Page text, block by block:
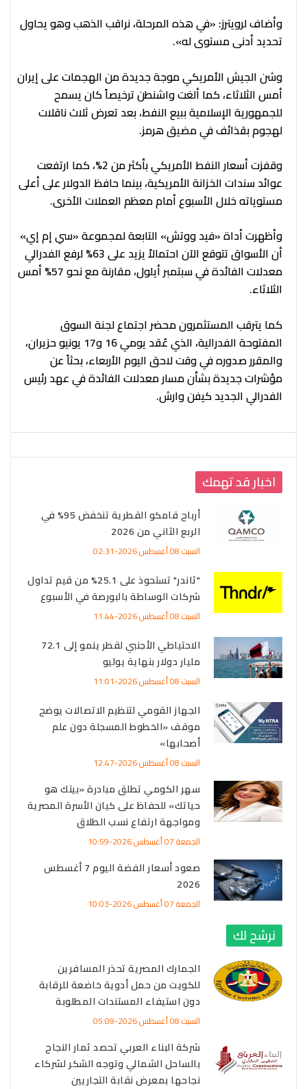
وأضاف لرويترز: «في هذه المرحلة، نراقب الذهب وهو يحاول
تحديد أدنى مستوى له».
وشن الجيش الأمريكي موجة جديدة من الهجمات على إيران
أمس الثلاثاء، كما ألغت واشنطن ترخيصاً كان يسمح
للجمهورية الإسلامية ببيع النفط، بعد تعرض ثلاث ناقلات
لهجوم بقذائف في مضيق هرمز.
وقفزت أسعار النفط الأمريكي بأكثر من 2%، كما ارتفعت
عوائد سندات الخزانة الأمريكية، بينما حافظ الدولار على أعلى
مستوياته خلال الأسبوع أمام معظم العملات الأخرى.
وأظهرت أداة «فيد ووتش» التابعة لمجموعة «سي إم إي»
أن الأسواق تتوقع الآن احتمالاً يزيد على 63% لرفع الفدرالي
معدلات الفائدة في سبتمبر أيلول، مقارنة مع نحو 57% أمس
الثلاثاء.
كما يترقب المستثمرون محضر اجتماع لجنة السوق
المفتوحة الفدرالية، الذي عُقد يومي 16 و17 يونيو حزيران،
والمقرر صدوره في وقت لاحق اليوم الأربعاء، بحثاً عن
مؤشرات جديدة بشأن مسار معدلات الفائدة في عهد رئيس
الفدرالي الجديد كيفن وارش.
اخبار قد تهمك
أرباح قامكو القطرية تنخفض 95% في
الربع الثاني من 2026
السبت 08 أغسطس 2026-02:31
"ثاندر" تستحوذ على 25.1% من قيم تداول
شركات الوساطة بالبورصة في الأسبوع
السبت 08 أغسطس 2026-11:44
الاحتياطي الأجنبي لقطر ينمو إلى 72.1
مليار دولار بنهاية يوليو
السبت 08 أغسطس 2026-11:01
الجهاز القومي لتنظيم الاتصالات يوضح
موقف «الخطوط المسجلة دون علم
أصحابها»
السبت 08 أغسطس 2026-12:47
سهر الكومي تطلق مبادرة «بيتك هو
حياتك» للحفاظ على كيان الأسرة المصرية
ومواجهة ارتفاع نسب الطلاق
الجمعة 07 أغسطس 2026-10:59
صعود أسعار الفضة اليوم 7 أغسطس
2026
الجمعة 07 أغسطس 2026-10:03
نرشح لك
الجمارك المصرية تحذر المسافرين
للكويت من حمل أدوية خاضعة للرقابة
دون استيفاء المستندات المطلوبة
السبت 08 أغسطس 2026-05:09
شركة البناء العربي تحصد ثمار النجاح
بالساحل الشمالي وتوجه الشكر لشركاء
نجاحها بمعرض نقابة التجاريين